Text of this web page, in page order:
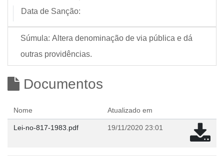
Data de Sanção:
Súmula: Altera denominação de via pública e dá
outras providências.
Documentos
Nome Atualizado em
Lei-no-817-1983.pdf 19/11/2020 23:01